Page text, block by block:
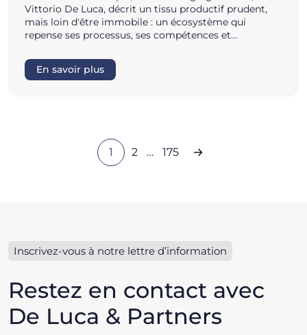
Vittorio De Luca, décrit un tissu productif prudent,
mais loin d'être immobile : un écosystème qui
repense ses processus, ses compétences et…
En savoir plus
1 2 … 175
Inscrivez-vous à notre lettre d’information
Restez en contact avec
De Luca & Partners